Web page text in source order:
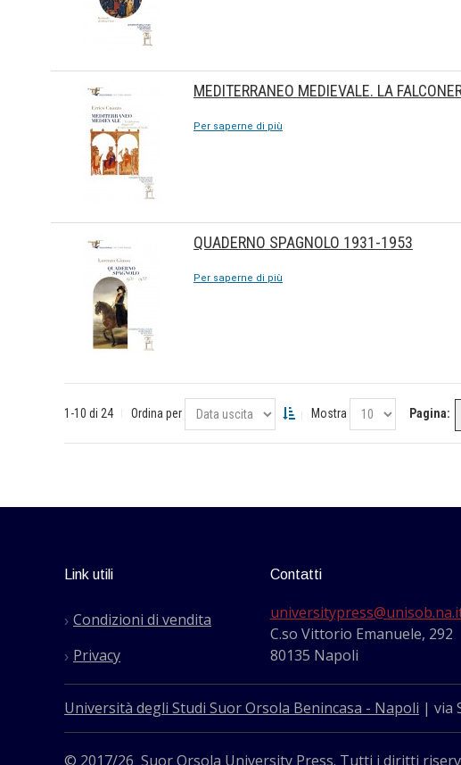
MEDITERRANEO MEDIEVALE. LA
Per saperne di più
QUADERNO SPAGNOLO 1931-1953
Per saperne di più
1-10 di 24 Ordina per Mostra Pagina:
Link utili
Condizioni di vendita
Privacy
Contatti
C.so Vittorio Emanuele, 292
80135 Napoli
Università degli Studi Suor Orsola Benincasa - Napoli | via
© 2017/26 Suor Orsola University Press. Tutti i diritti